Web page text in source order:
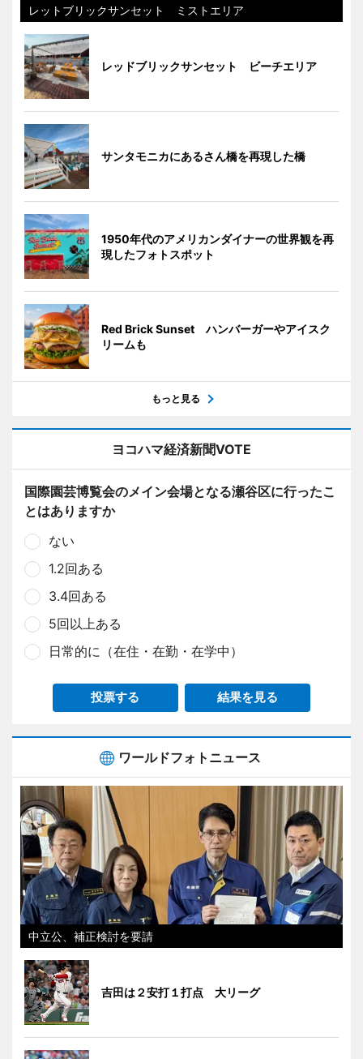
レットブリックサンセット ミストエリア
レッドブリックサンセット ビーチエリア
サンタモニカにあるさん橋を再現した橋
1950年代のアメリカンダイナーの世界観を再
現したフォトスポット
Red Brick Sunset ハンバーガーやアイスク
リームも
もっと見る
ヨコハマ経済新聞VOTE
国際園芸博覧会のメイン会場となる瀬谷区に行ったこ
とはありますか
ない
1.2回ある
3.4回ある
5回以上ある
日常的に（在住・在勤・在学中）
投票する 結果を見る
ワールドフォトニュース
中立公、補正検討を要請
吉田は２安打１打点 大リーグ